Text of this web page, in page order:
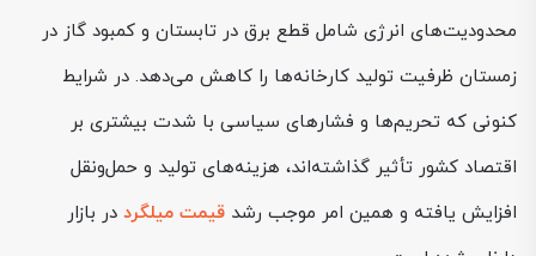
محدودیت‌های انرژی شامل قطع برق در تابستان و کمبود گاز در
زمستان ظرفیت تولید کارخانه‌ها را کاهش می‌دهد. در شرایط
کنونی که تحریم‌ها و فشارهای سیاسی با شدت بیشتری بر
اقتصاد کشور تأثیر گذاشته‌اند، هزینه‌های تولید و حمل‌ونقل
افزایش یافته و همین امر موجب رشد قیمت میلگرد در بازار